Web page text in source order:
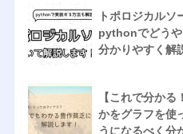
トポロジカルソ
pythonでどうや
分かりやすく解
【これで分か
かをグラフを使
うになるべく分